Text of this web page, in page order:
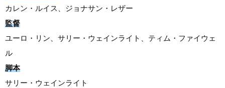
カレン・ルイス、ジョナサン・レザー
監督
ユーロ・リン、サリー・ウェインライト、ティム・ファイウェ
ル
脚本
サリー・ウェインライト